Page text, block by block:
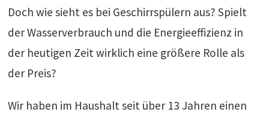
Doch wie sieht es bei Geschirrspülern aus? Spielt
der Wasserverbrauch und die Energieeffizienz in
der heutigen Zeit wirklich eine größere Rolle als
der Preis?
Wir haben im Haushalt seit über 13 Jahren einen